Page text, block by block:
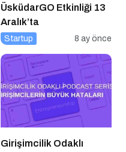
ÜsküdarGO Etkinliği 13
Aralık’ta
Startup 8 ay önce
Girişimcilik Odaklı